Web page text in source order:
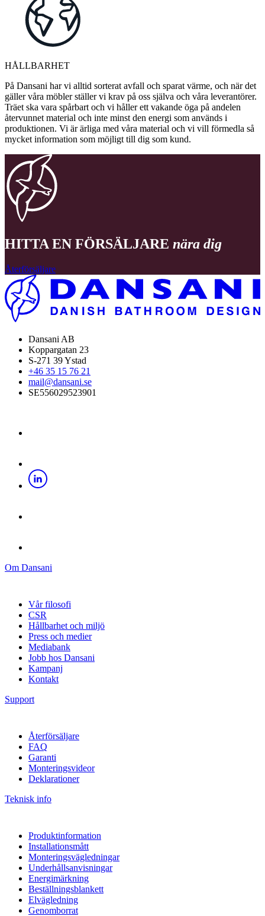
HÅLLBARHET
På Dansani har vi alltid sorterat avfall och sparat värme, och när det
gäller våra möbler ställer vi krav på oss själva och våra leverantörer.
Träet ska vara spårbart och vi håller ett vakande öga på andelen
återvunnet material och inte minst den energi som används i
produktionen. Vi är ärliga med våra material och vi vill förmedla så
mycket information som möjligt till dig som kund.
HITTA EN FÖRSÄLJARE nära dig
Återförsäljare
Dansani AB
Koppargatan 23
S-271 39 Ystad
+46 35 15 76 21
mail@dansani.se
SE556029523901
Om Dansani
Vår filosofi
CSR
Hållbarhet och miljö
Press och medier
Mediabank
Jobb hos Dansani
Kampanj
Kontakt
Support
Återförsäljare
FAQ
Garanti
Monteringsvideor
Deklarationer
Teknisk info
Produktinformation
Installationsmått
Monteringsvägledningar
Underhållsanvisningar
Energimärkning
Beställningsblankett
Elvägledning
Genomborrat